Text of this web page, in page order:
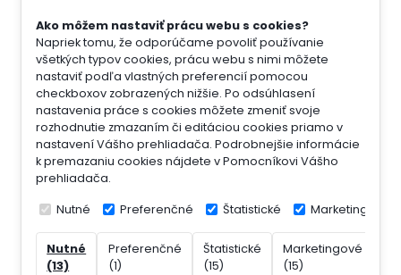
Ako môžem nastaviť prácu webu s cookies?
Napriek tomu, že odporúčame povoliť používanie
všetkých typov cookies, prácu webu s nimi môžete
nastaviť podľa vlastných preferencií pomocou
checkboxov zobrazených nižšie. Po odsúhlasení
nastavenia práce s cookies môžete zmeniť svoje
rozhodnutie zmazaním či editáciou cookies priamo v
nastavení Vášho prehliadača. Podrobnejšie informácie
k premazaniu cookies nájdete v Pomocníkovi Vášho
prehliadača.
Nutné Preferenčné Štatistické Marketingové
Nutné
(13)
Preferenčné
(1)
Štatistické
(15)
Marketingové
(15)